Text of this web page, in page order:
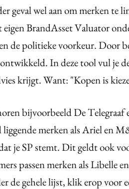
geval wel aan om merken te
BrandAsset Valuator
de politieke voorkeur. Door
In deze tool vul je
krijgt. Want: "Kopen is
bijvoorbeeld De
merken als Ariel en
je SP stemt. Dit geldt ook
passen merken als Libelle
de gehele lijst, klik erop voor